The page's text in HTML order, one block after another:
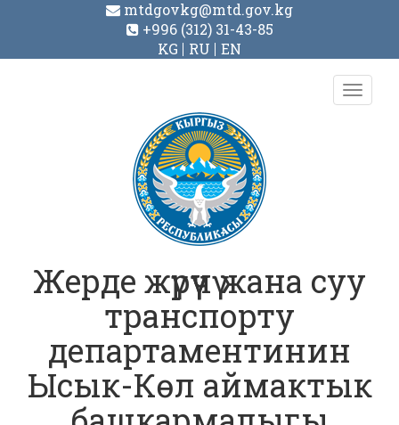
mtdgovkg@mtd.gov.kg
+996 (312) 31-43-85
KG
RU EN
Toggle
Жерде жүрүүчү жана суу
транспорту
департаментинин
Ысык-Көл аймактык